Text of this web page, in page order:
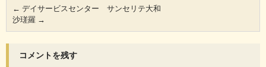
← デイサービスセンター サンセリテ大和
沙瑳羅 →
コメントを残す